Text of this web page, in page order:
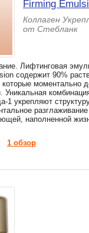
Firming
Коллаген
от Стебланк
Лифтинговая
содержит 90%
которые моментально
Уникальная
1 укрепляют
наполненной
1 обзор